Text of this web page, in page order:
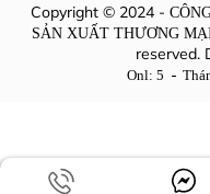
Copyright © 2024 -
SẢN XUẤT THƯƠNG
reserved.
Onl: 5